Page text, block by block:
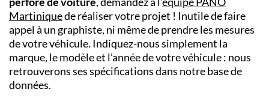
Martiniquede réaliser votre projet ! Inutile de faire
appel à un graphiste, ni même de prendre les mesures
de votre véhicule. Indiquez-nous simplement la
marque, le modèle et l’année de votre véhicule : nous
retrouverons ses spécifications dans notre base de
données.